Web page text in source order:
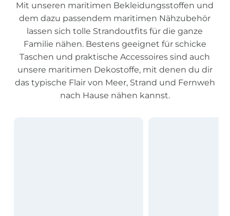
Mit unseren maritimen Bekleidungsstoffen und
dem dazu passendem maritimen Nähzubehör
lassen sich tolle Strandoutfits für die ganze
Familie nähen. Bestens geeignet für schicke
Taschen und praktische Accessoires sind auch
unsere maritimen Dekostoffe, mit denen du dir
das typische Flair von Meer, Strand und Fernweh
nach Hause nähen kannst.